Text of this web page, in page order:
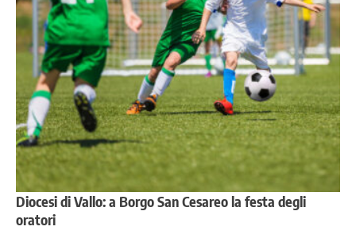
Diocesi di Vallo: a Borgo San Cesareo la festa degli
oratori